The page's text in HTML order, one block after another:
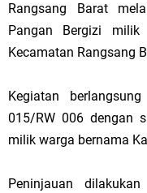
Rangsang Barat
Pangan Bergizi
Kecamatan Rangsang
Kegiatan
015/RW 006 dengan
milik warga bernama
Peninjauan